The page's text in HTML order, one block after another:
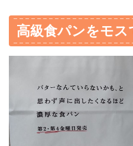
高級食パンをモス